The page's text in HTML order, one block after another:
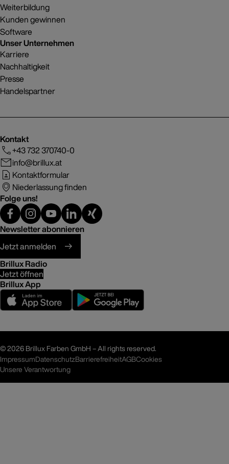
Weiterbildung
Kunden gewinnen
Software
Unser Unternehmen
Karriere
Nachhaltigkeit
Presse
Handelspartner
Kontakt
+43 732 370740-0
info@brillux.at
Kontaktformular
Niederlassung finden
Folge uns!
Newsletter abonnieren
Jetzt anmelden
Brillux Radio
Jetzt öffnen
Brillux App
©2026 Brillux Farben GmbH – All rights reserved.
ImpressumDatenschutzBarrierefreiheitAGBCookies
Unsere Verantwortung